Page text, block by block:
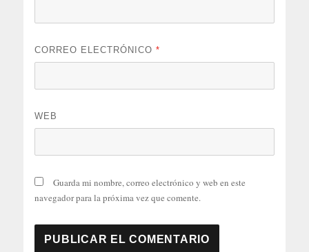
CORREO ELECTRÓNICO*
WEB
Guarda mi nombre, correo electrónico y web en este
navegador para la próxima vez que comente.